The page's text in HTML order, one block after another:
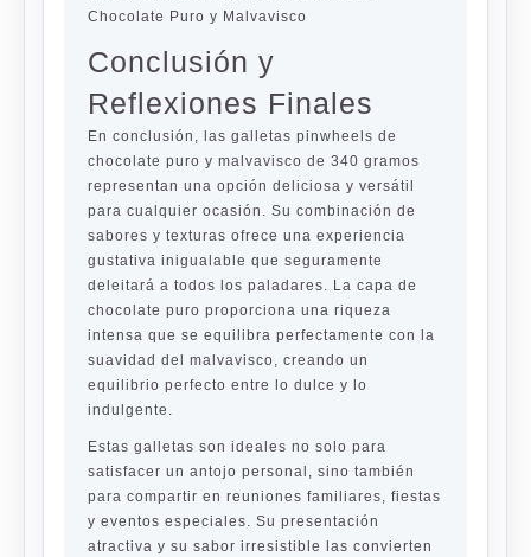
Chocolate Puro y Malvavisco
Conclusión y
Reflexiones Finales
En conclusión, las galletas pinwheels de
chocolate puro y malvavisco de 340 gramos
representan una opción deliciosa y versátil
para cualquier ocasión. Su combinación de
sabores y texturas ofrece una experiencia
gustativa inigualable que seguramente
deleitará a todos los paladares. La capa de
chocolate puro proporciona una riqueza
intensa que se equilibra perfectamente con la
suavidad del malvavisco, creando un
equilibrio perfecto entre lo dulce y lo
indulgente.
Estas galletas son ideales no solo para
satisfacer un antojo personal, sino también
para compartir en reuniones familiares, fiestas
y eventos especiales. Su presentación
atractiva y su sabor irresistible las convierten